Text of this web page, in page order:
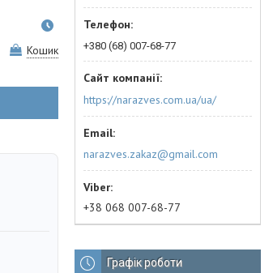
Кошик
+380 (68) 007-68-77
https://narazves.com.ua/ua/
narazves.zakaz@gmail.com
+38 068 007-68-77
Графік роботи